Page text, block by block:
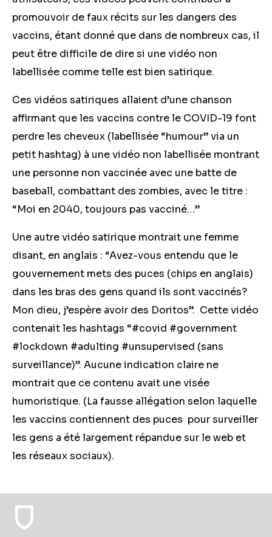
promouvoir de faux récits sur les dangers des
vaccins, étant donné que dans de nombreux cas, il
peut être difficile de dire si une vidéo non
labellisée comme telle est bien satirique.
Ces vidéos satiriques allaient d’une chanson
affirmant que les vaccins contre le COVID-19 font
perdre les cheveux (labellisée “humour” via un
petit hashtag) à une vidéo non labellisée montrant
une personne non vaccinée avec une batte de
baseball, combattant des zombies, avec le titre :
“Moi en 2040, toujours pas vacciné…”
Une autre vidéo satirique montrait une femme
disant, en anglais : “Avez-vous entendu que le
gouvernement mets des puces (chips en anglais)
dans les bras des gens quand ils sont vaccinés?
Mon dieu, j’espère avoir des Doritos”. Cette vidéo
contenait les hashtags “#covid #government
#lockdown #adulting #unsupervised (sans
surveillance)”. Aucune indication claire ne
montrait que ce contenu avait une visée
humoristique. (La fausse allégation selon laquelle
les vaccins contiennent des puces pour surveiller
les gens a été largement répandue sur le web et
les réseaux sociaux).